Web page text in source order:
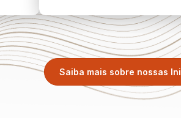
Saiba mais sobre nossas